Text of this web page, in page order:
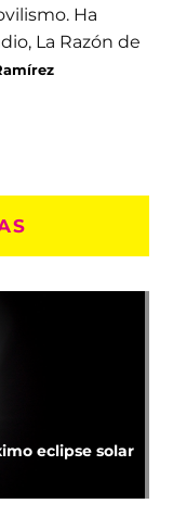
Ha
La Razón de
eclipse solar